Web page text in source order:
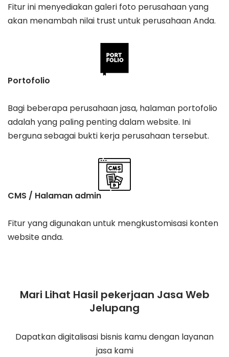
Fitur ini menyediakan galeri foto perusahaan yang
akan menambah nilai trust untuk perusahaan Anda.
Portofolio
Bagi beberapa perusahaan jasa, halaman portofolio
adalah yang paling penting dalam website. Ini
berguna sebagai bukti kerja perusahaan tersebut.
CMS / Halaman admin
Fitur yang digunakan untuk mengkustomisasi konten
website anda.
Mari Lihat Hasil pekerjaan Jasa Web
Jelupang
Dapatkan digitalisasi bisnis kamu dengan layanan
jasa kami